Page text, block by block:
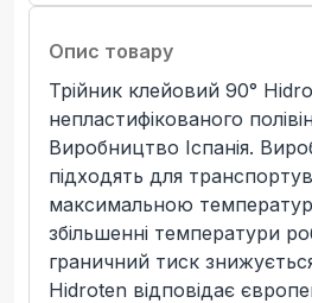
Опис товару
Трійник клейовий 90°
непластифікованого
Виробництво Іспанія.
підходять для
максимальною
збільшенні температури
граничний тиск
Hidroten відповідає